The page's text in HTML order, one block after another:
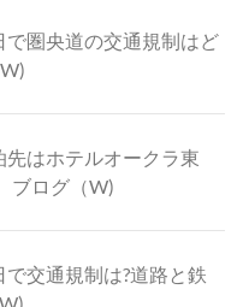
で圏央道の交通規制はど
先はホテルオークラ東
ブログ（W)
で交通規制は?道路と鉄